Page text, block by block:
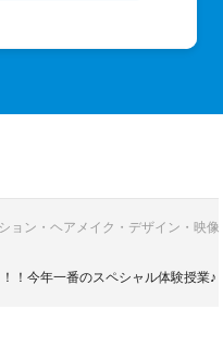
ョン・ヘアメイク・デザイン・映
！今年一番のスペシャル体験授業